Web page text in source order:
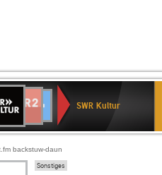
Deutschlandfunk
2
SWR Kultur
backstuw-daun
Sonstiges